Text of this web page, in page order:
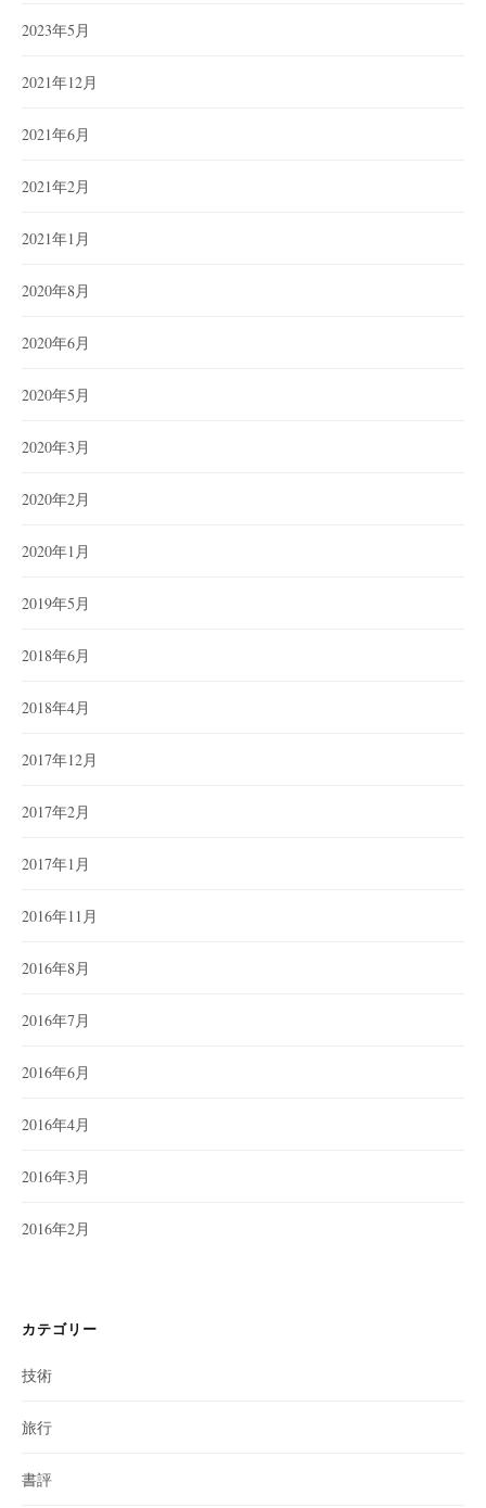
2023年5月
2021年12月
2021年6月
2021年2月
2021年1月
2020年8月
2020年6月
2020年5月
2020年3月
2020年2月
2020年1月
2019年5月
2018年6月
2018年4月
2017年12月
2017年2月
2017年1月
2016年11月
2016年8月
2016年7月
2016年6月
2016年4月
2016年3月
2016年2月
カテゴリー
技術
旅行
書評